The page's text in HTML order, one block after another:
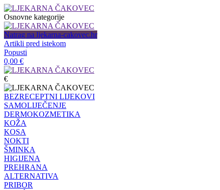
Osnovne kategorije
Natrag na ljekarna-cakovec.hr
Artikli pred istekom
Popusti
0,00 €
€
BEZRECEPTNI LIJEKOVI
SAMOLIJEČENJE
DERMOKOZMETIKA
KOŽA
KOSA
NOKTI
ŠMINKA
HIGIJENA
PREHRANA
ALTERNATIVA
PRIBOR